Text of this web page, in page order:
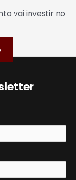
vai investir no